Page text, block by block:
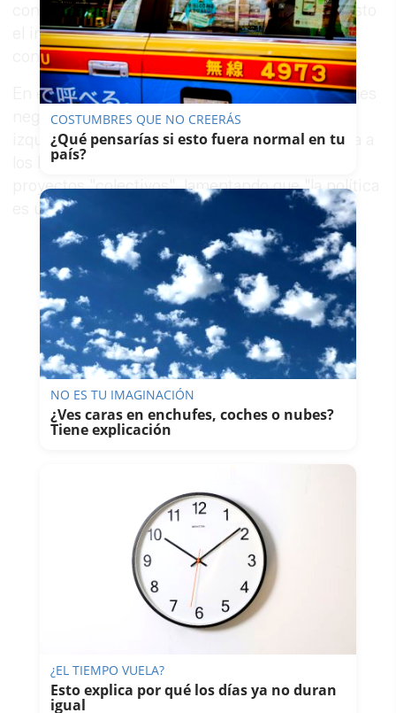
convocatorias electorales. Siempre he antepuesto
el interés colectivo sobre el interés personal y
considero que debe seguir siendo así".
En ese sentido, es crítico con la ola de reacciones
negativas generadas en las últimas horas. "La
izquierda tiene que reflexionar sobre cómo trata a
los hombres y mujeres" que han trabajado en
proyectos "colectivos", lamentando que "la política
es una trituradora de personas".
COSTUMBRES QUE NO CREERÁS
¿Qué pensarías si esto fuera normal en tu
país?
NO ES TU IMAGINACIÓN
¿Ves caras en enchufes, coches o nubes?
Tiene explicación
¿EL TIEMPO VUELA?
Esto explica por qué los días ya no duran
igual